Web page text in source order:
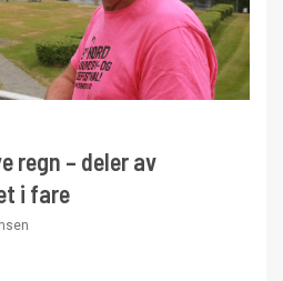
regn – deler av
i fare